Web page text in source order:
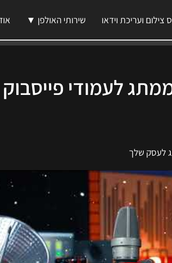
צילום ועריכת וידאו שירותי האולפן ▼
לעמודי פייסבוק
לעסק שלך